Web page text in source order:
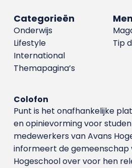
Tip
Categorieën
Onderwijs
Lifestyle
International
Themapagina’s
Colofon
Punt is het onafhankelijke
en opinievorming voor
medewerkers van Avans
informeert de gemeenschap
Hogeschool over voor hen